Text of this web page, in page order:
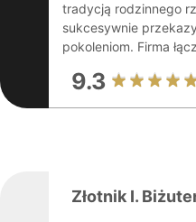
tradycją rodzinnego
sukcesywnie
pokoleniom. Firma
9.3
Złotnik I.